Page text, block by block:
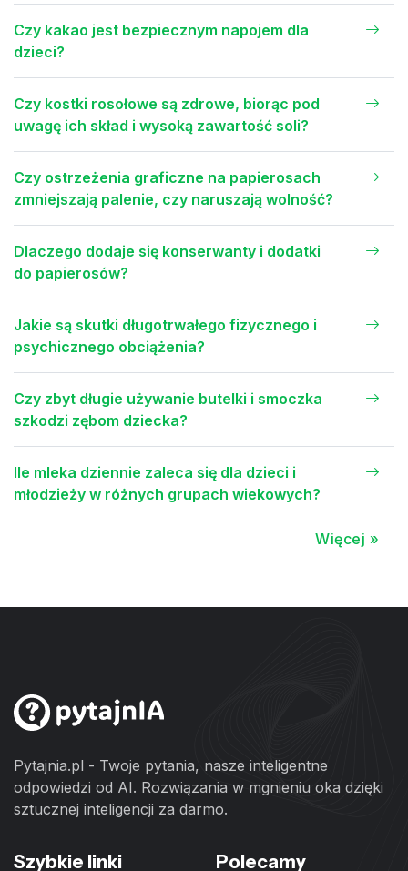
Czy kakao jest bezpiecznym napojem dla
dzieci?
Czy kostki rosołowe są zdrowe, biorąc pod
uwagę ich skład i wysoką zawartość soli?
Czy ostrzeżenia graficzne na papierosach
zmniejszają palenie, czy naruszają wolność?
Dlaczego dodaje się konserwanty i dodatki
do papierosów?
Jakie są skutki długotrwałego fizycznego i
psychicznego obciążenia?
Czy zbyt długie używanie butelki i smoczka
szkodzi zębom dziecka?
Ile mleka dziennie zaleca się dla dzieci i
młodzieży w różnych grupach wiekowych?
Więcej »
Pytajnia.pl - Twoje pytania, nasze inteligentne
odpowiedzi od AI. Rozwiązania w mgnieniu oka dzięki
sztucznej inteligencji za darmo.
Szybkie linki Polecamy